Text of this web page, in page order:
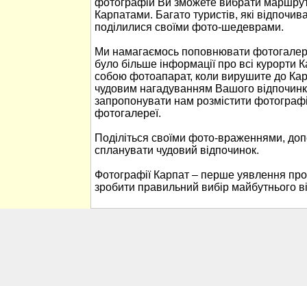
фотографій Ви зможете вибрати
Карпатами. Багато туристів, які
поділилися своїми фото-шедеврами.
Ми намагаємось поповнювати
було більше інформації про всі курорти
собою фотоапарат, коли вирушите до
чудовим нагадуванням Вашого
запропонувати нам розмістити
фотогалереї.
Поділіться своїми фото-враженнями,
спланувати чудовий відпочинок.
Фотографії Карпат – перше уявлення
зробити правильний вибір майбутнього